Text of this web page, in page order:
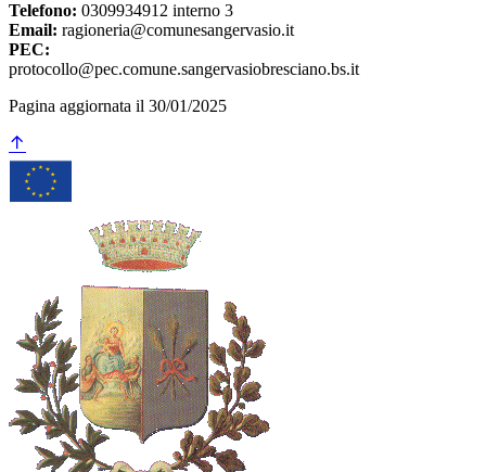
Telefono: 0309934912 interno 3
Email: ragioneria@comunesangervasio.it
PEC:
protocollo@pec.comune.sangervasiobresciano.bs.it
Pagina aggiornata il 30/01/2025